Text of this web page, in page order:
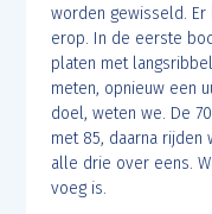
worden gewisseld.
erop. In de eerste
platen met
meten, opnieuw een
doel, weten we. De
met 85, daarna rijden
alle drie over eens.
voeg is.